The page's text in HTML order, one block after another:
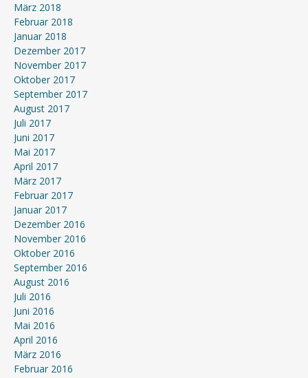
März 2018
Februar 2018
Januar 2018
Dezember 2017
November 2017
Oktober 2017
September 2017
August 2017
Juli 2017
Juni 2017
Mai 2017
April 2017
März 2017
Februar 2017
Januar 2017
Dezember 2016
November 2016
Oktober 2016
September 2016
August 2016
Juli 2016
Juni 2016
Mai 2016
April 2016
März 2016
Februar 2016